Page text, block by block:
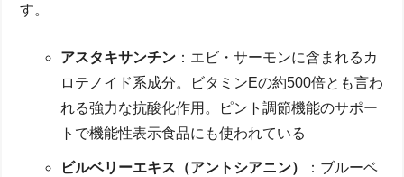
す。
アスタキサンチン ：エビ・サーモンに含まれるカ
ロテノイド系成分。ビタミンEの約500倍とも言わ
れる強力な抗酸化作用。ピント調節機能のサポー
トで機能性表示食品にも使われている
ビルベリーエキス（アントシアニン）
：ブルーベ